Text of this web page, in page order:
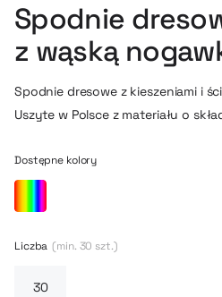
Spodnie
z wąską
Spodnie dresowe z kieszeniami i
Uszyte w Polsce z materiału o
również z certyfikatem GOTS). To
dresów, od poprzedniej różnią się
dłuższą nogawką oraz innym
Dostępne kolory
Liczba (min. 30 szt.)